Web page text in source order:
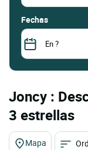
fechas
Joncy :
3 estrellas
Mapa